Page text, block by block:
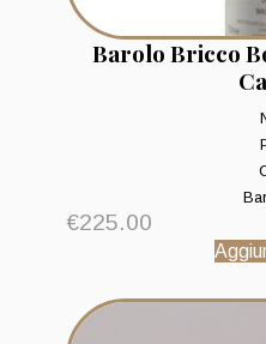
Barolo Bricco
€225.00